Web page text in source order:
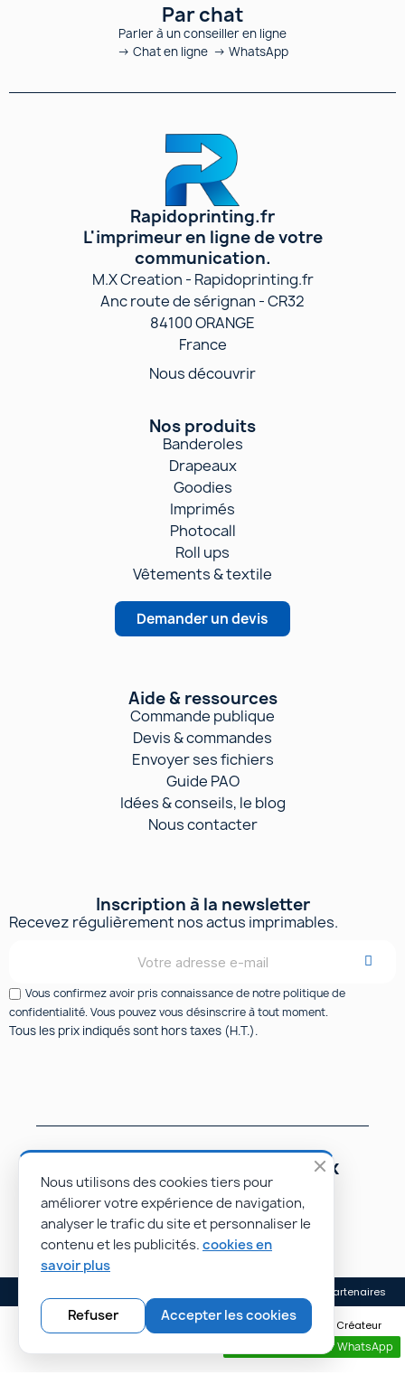
Par chat
Parler à un conseiller en ligne
→ Chat en ligne → WhatsApp
Rapidoprinting.fr
L'imprimeur en ligne de votre
communication.
M.X Creation - Rapidoprinting.fr
Anc route de sérignan - CR32
84100 ORANGE
France
Nous découvrir
Nos produits
Banderoles
Drapeaux
Goodies
Imprimés
Photocall
Roll ups
Vêtements & textile
Demander un devis
Aide & ressources
Commande publique
Devis & commandes
Envoyer ses fichiers
Guide PAO
Idées & conseils, le blog
Nous contacter
Inscription à la newsletter
Recevez régulièrement nos actus imprimables.
Vous confirmez avoir pris connaissance de notre politique de
confidentialité. Vous pouvez vous désinscrire à tout moment.
Tous les prix indiqués sont hors taxes (H.T.).
Suivez-nous sur les réseaux
sociaux
Nos partenaires
© Rapidoprinting.fr 2026 | Site réalisé par Monsieur PIERROT • Créateur
de sites e-commerce • Rayonnez plus loin avec nos sites web.
Contactez nous par WhatsApp
Nous utilisons des cookies tiers pour
améliorer votre expérience de navigation,
analyser le trafic du site et personnaliser le
contenu et les publicités. cookies en
savoir plus
Accepter les cookies
Refuser